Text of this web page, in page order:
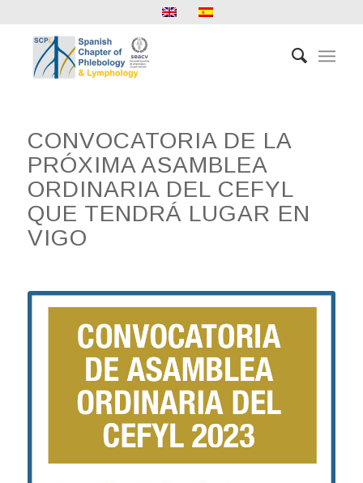
CONVOCATORIA DE LA
PRÓXIMA ASAMBLEA
ORDINARIA DEL CEFYL
QUE TENDRÁ LUGAR EN
VIGO